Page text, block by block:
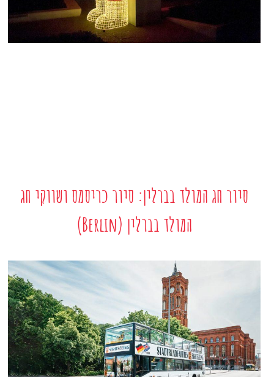
סיור חג המולד בברלין: סיור כריסמס ושווקי חג
המולד בברלין (Berlin)